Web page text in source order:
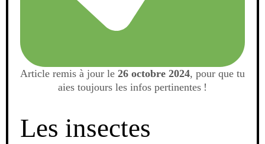
Article remis à jour le 26 octobre 2024, pour que tu
aies toujours les infos pertinentes !
Les insectes